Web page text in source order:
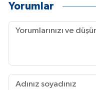
Yorumlar